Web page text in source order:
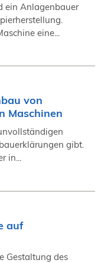
ein Anlagenbauer
eine...
von
Maschinen
gibt.
in...
auf
Gestaltung des